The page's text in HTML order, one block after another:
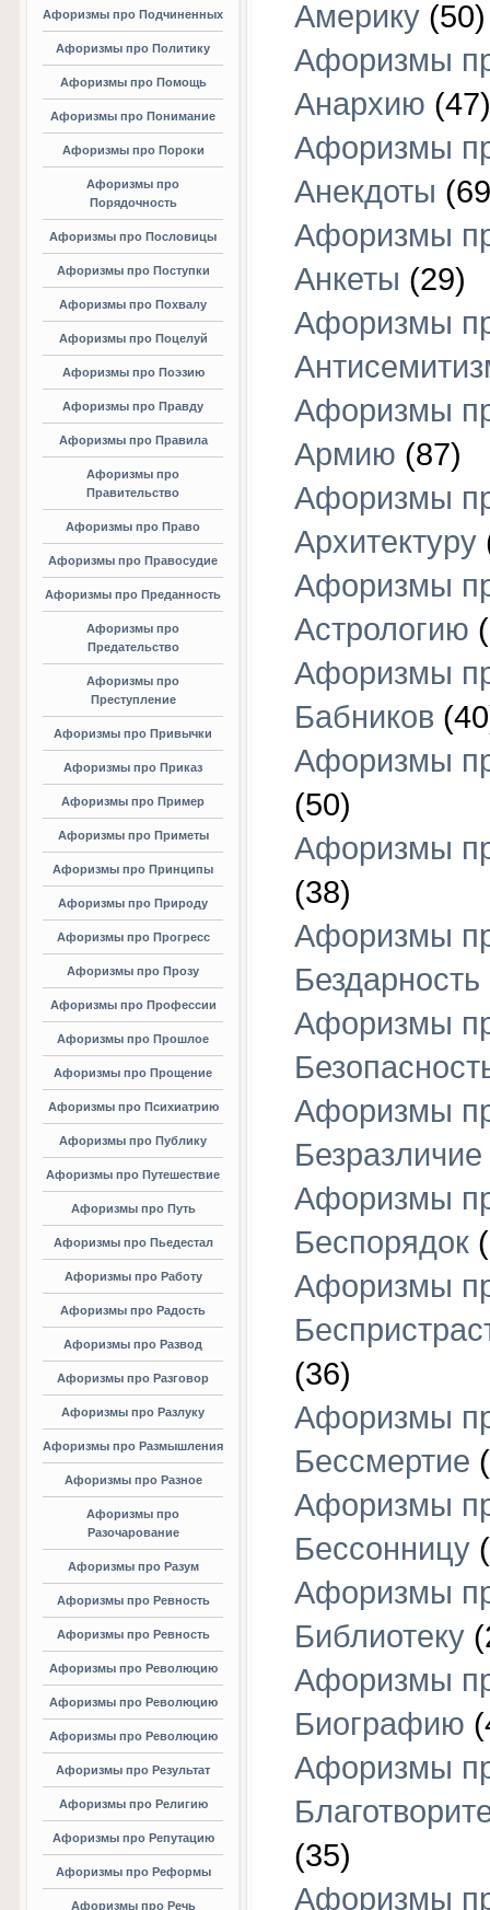
Афоризмы про Подчиненных
Афоризмы про Политику
Афоризмы про Помощь
Афоризмы про Понимание
Афоризмы про Пороки
Афоризмы про
Порядочность
Афоризмы про Пословицы
Афоризмы про Поступки
Афоризмы про Похвалу
Афоризмы про Поцелуй
Афоризмы про Поэзию
Афоризмы про Правду
Афоризмы про Правила
Афоризмы про
Правительство
Афоризмы про Право
Афоризмы про Правосудие
Афоризмы про Преданность
Афоризмы про
Предательство
Афоризмы про
Преступление
Афоризмы про Привычки
Афоризмы про Приказ
Афоризмы про Пример
Афоризмы про Приметы
Афоризмы про Принципы
Афоризмы про Природу
Афоризмы про Прогресс
Афоризмы про Прозу
Афоризмы про Профессии
Афоризмы про Прошлое
Афоризмы про Прощение
Афоризмы про Психиатрию
Афоризмы про Публику
Афоризмы про Путешествие
Афоризмы про Путь
Афоризмы про Пьедестал
Афоризмы про Работу
Афоризмы про Радость
Афоризмы про Развод
Афоризмы про Разговор
Афоризмы про Разлуку
Афоризмы про Размышления
Афоризмы про Разное
Афоризмы про
Разочарование
Афоризмы про Разум
Афоризмы про Ревность
Афоризмы про Ревность
Афоризмы про Революцию
Афоризмы про Революцию
Афоризмы про Революцию
Афоризмы про Результат
Афоризмы про Религию
Афоризмы про Репутацию
Афоризмы про Реформы
Афоризмы про Речь
Америку (50)
Афоризмы
Анархию (47)
Афоризмы
Анекдоты
Афоризмы
Анкеты (29)
Афоризмы
Афоризмы
Армию (87)
Афоризмы
Архитектуру
Афоризмы
Астрологию
Афоризмы
Бабников
Афоризмы
(50)
Афоризмы
(38)
Афоризмы
Бездарность
Афоризмы
Афоризмы
Безразличие
Афоризмы
Беспорядок
Афоризмы
(36)
Афоризмы
Бессмертие
Афоризмы
Бессонницу
Афоризмы
Библиотеку
Афоризмы
Биографию
Афоризмы
(35)
Афоризмы